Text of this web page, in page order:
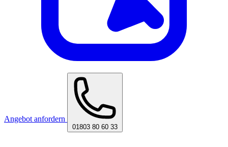
Angebot anfordern
01803 80 60 33